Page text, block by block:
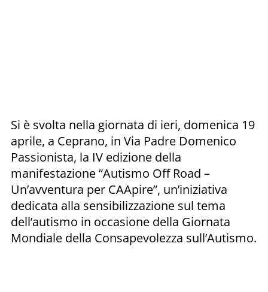
Si è svolta nella giornata di ieri, domenica 19
aprile, a Ceprano, in Via Padre Domenico
Passionista, la IV edizione della
manifestazione “Autismo Off Road –
Un’avventura per CAApire”, un’iniziativa
dedicata alla sensibilizzazione sul tema
dell’autismo in occasione della Giornata
Mondiale della Consapevolezza sull’Autismo.